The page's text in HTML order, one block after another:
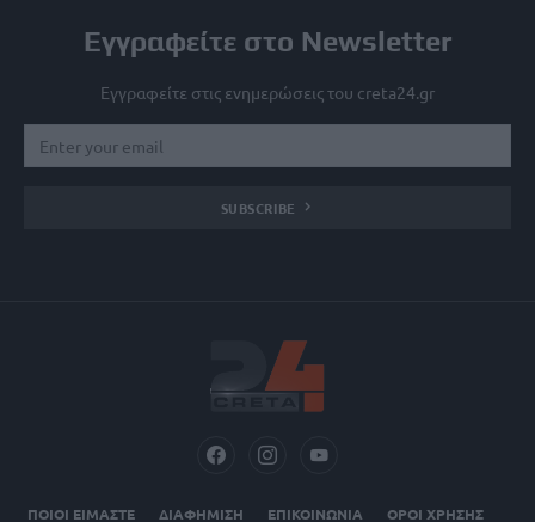
Εγγραφείτε στο Newsletter
Εγγραφείτε στις ενημερώσεις του creta24.gr
SUBSCRIBE
ΠΟΙΟΙ ΕΙΜΑΣΤΕ ΔΙΑΦΗΜΙΣΗ ΕΠΙΚΟΙΝΩΝΙΑ ΟΡΟΙ ΧΡΗΣΗΣ